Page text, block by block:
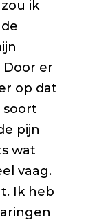
ik
er
op dat
soort
pijn
wat
vaag.
Ik heb